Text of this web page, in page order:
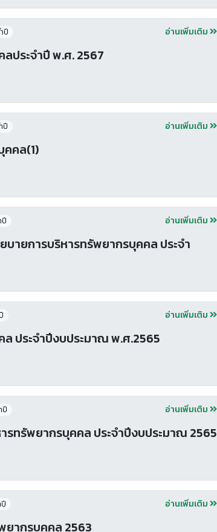
ปี อ่านเพิ่มเติม
ประจำปี พ.ศ. 2567
ปี อ่านเพิ่มเติม
คล(1)
ปี อ่านเพิ่มเติม
บายการบริหารทรัพยากรบุคคล ประจำ
อ่านเพิ่มเติม
ประจำปีงบประมาณ พ.ศ.2565
ปี อ่านเพิ่มเติม
รทรัพยากรบุคคล ประจำปีงบประมาณ 2565
อ่านเพิ่มเติม
ยากรบุคคล 2563